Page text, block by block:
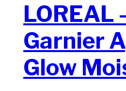
LOREAL
Garnier
Glow